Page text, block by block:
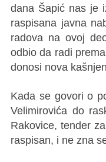
dana Šapić nas je
raspisana javna
radova na ovoj
odbio da radi
donosi nova
Kada se govori o
Velimirovića do
Rakovice, tender
raspisan, i ne zna